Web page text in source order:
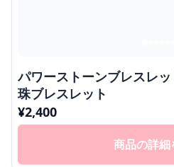
パワーストーンブレスレ
珠ブレスレット
¥2,400
商品の詳細